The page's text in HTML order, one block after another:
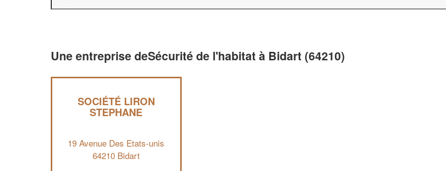
Une entreprise deSécurité de l'habitat à Bidart (64210)
SOCIÉTÉ LIRON
STEPHANE
19 Avenue Des Etats-unis
64210 Bidart